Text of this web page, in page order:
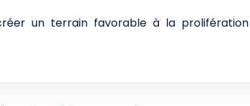
un terrain favorable à la